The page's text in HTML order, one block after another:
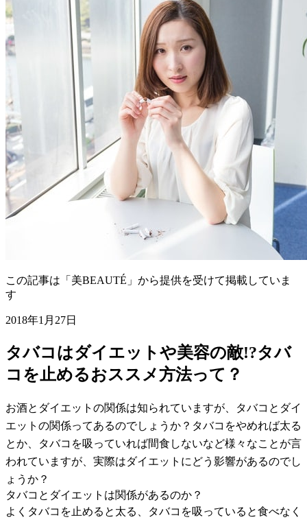
この記事は「美BEAUTÉ」から提供を受けて掲載していま
す
2018年1月27日
タバコはダイエットや美容の敵!?タバ
コを止めるおススメ方法って？
お酒とダイエットの関係は知られていますが、タバコとダイ
エットの関係ってあるのでしょうか？タバコをやめれば太る
とか、タバコを吸っていれば間食しないなど様々なことが言
われていますが、実際はダイエットにどう影響があるのでし
ょうか？
タバコとダイエットは関係があるのか？
よくタバコを止めると太る、タバコを吸っていると食べなく